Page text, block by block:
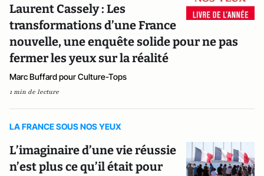
Laurent Cassely : Les
transformations d’une France
nouvelle, une enquête solide pour ne pas
fermer les yeux sur la réalité
Marc Buffard pour Culture-Tops
1 min de lecture
LA FRANCE SOUS NOS YEUX
L’imaginaire d’une vie réussie
n’est plus ce qu’il était pour